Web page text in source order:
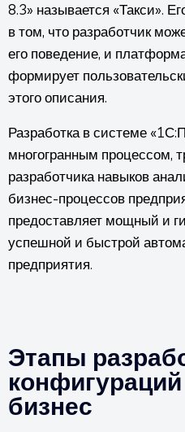
8.3» называется «Такси».
в том, что разработчик
его поведение, и
формирует
этого описания.
Разработка в системе
многогранным процессом,
разработчика навыков
бизнес-процессов
предоставляет мощный и
успешной и быстрой
предприятия.
Этапы
бизнес